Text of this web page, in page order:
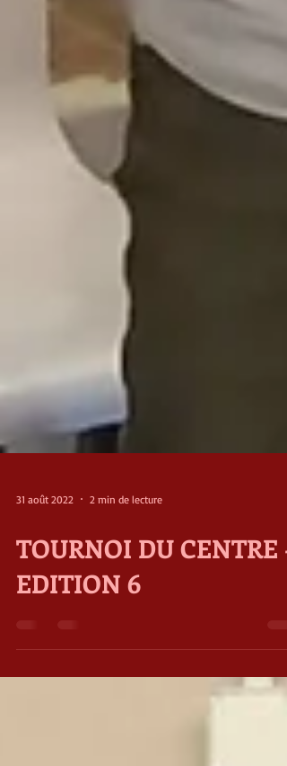
31 août 2022 2 min de lecture
TOURNOI DU CENTRE -
EDITION 6